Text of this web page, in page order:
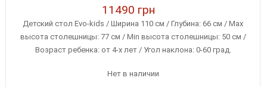
11490 грн
Детский стол Evo-kids / Ширина 110 см / Глубина: 66 см / Max
высота столешницы: 77 см / Min высота столешницы: 50 см /
Возраст ребенка: от 4-х лет / Угол наклона: 0-60 град.
Нет в наличии